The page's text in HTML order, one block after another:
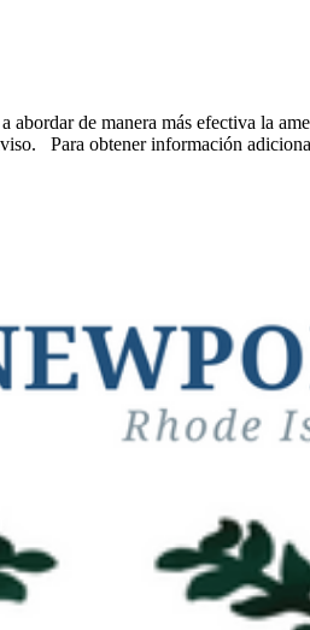
abordar de manera más efectiva la
Para obtener información